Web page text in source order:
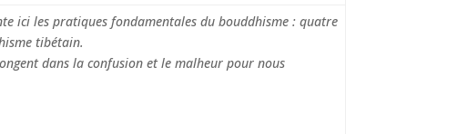
ici les pratiques fondamentales du bouddhisme : quatre
tibétain.
dans la confusion et le malheur pour nous